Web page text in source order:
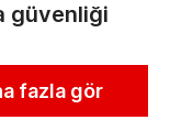
güvenliği
fazla gör